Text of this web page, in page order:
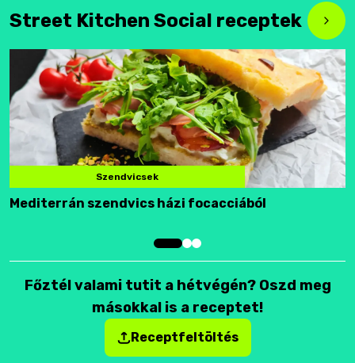
Street Kitchen Social receptek
Szendvicsek
Mediterrán szendvics házi focacciából
Főztél valami tutit a hétvégén? Oszd meg
másokkal is a receptet!
Receptfeltöltés